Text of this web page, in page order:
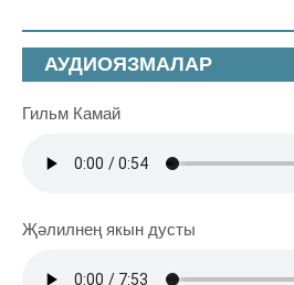
АУДИОЯЗМАЛАР
Гильм Камай
Җәлилнең якын дусты